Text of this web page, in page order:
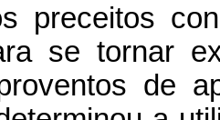
preceitos
se tornar
de